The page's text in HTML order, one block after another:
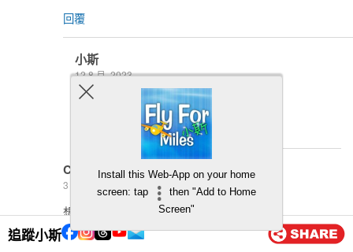
追蹤小斯
回覆
小斯
12 8 月, 2023
有到期日啊 張券會寫
Charles
3 6 月, 2023
想問下ZA Bank有冇得用FPS ID登記FPS?
回覆
Install this Web-App on your home
screen: tap
then "Add to Home
Screen"